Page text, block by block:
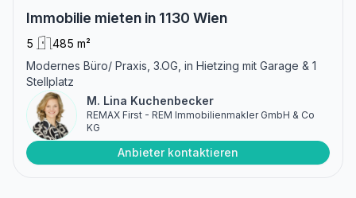
Immobilie mieten in 1130 Wien
5
485 m²
Modernes Büro/ Praxis, 3.OG, in Hietzing mit Garage & 1
Stellplatz
M. Lina Kuchenbecker
REMAX First - REM Immobilienmakler GmbH & Co
KG
Anbieter kontaktieren